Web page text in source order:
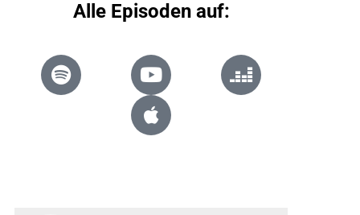
Alle Episoden auf: